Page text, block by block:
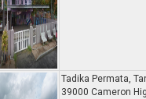
Tadika Permata,
39000 Cameron